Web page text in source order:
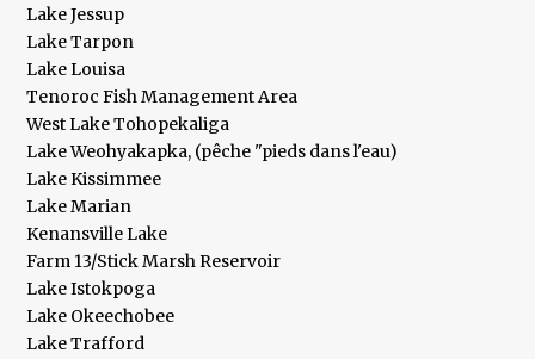
Lake Jessup
Lake Tarpon
Lake Louisa
Tenoroc Fish Management Area
West Lake Tohopekaliga
Lake Weohyakapka, (pêche "pieds dans l'eau)
Lake Kissimmee
Lake Marian
Kenansville Lake
Farm 13/Stick Marsh Reservoir
Lake Istokpoga
Lake Okeechobee
Lake Trafford